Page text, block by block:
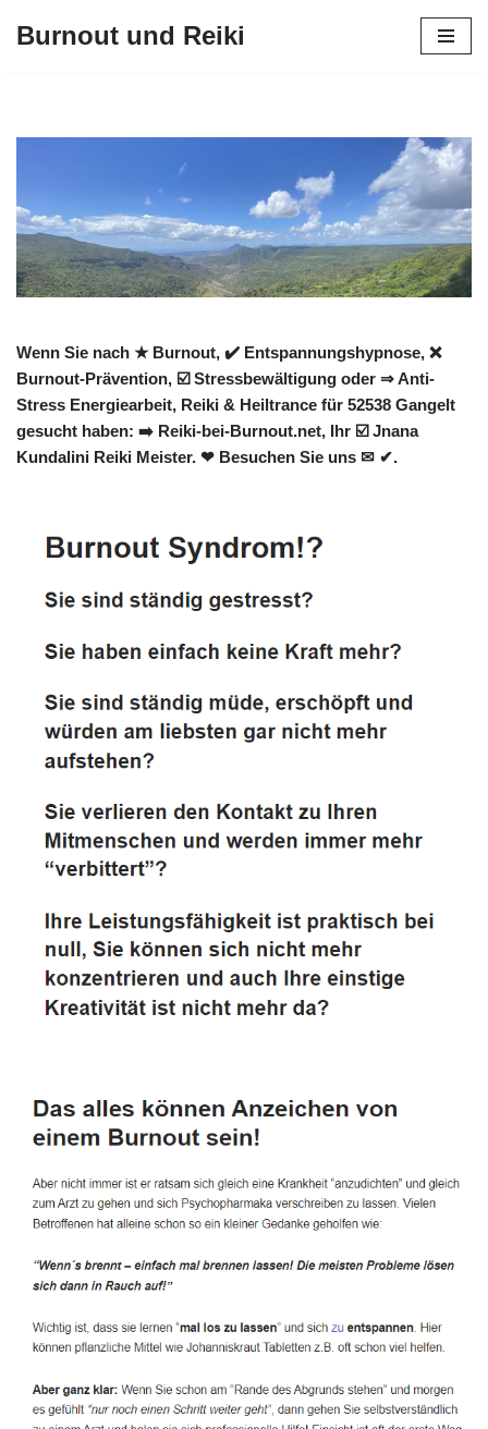
Burnout und Reiki
Wenn Sie nach ★ Burnout, ✔️ Entspannungshypnose, ❌
Burnout-Prävention, ☑️ Stressbewältigung oder ⇒ Anti-
Stress Energiearbeit, Reiki & Heiltrance für 52538 Gangelt
gesucht haben: ➡️ Reiki-bei-Burnout.net, Ihr ☑️ Jnana
Kundalini Reiki Meister. ❤ Besuchen Sie uns ✉ ✔.